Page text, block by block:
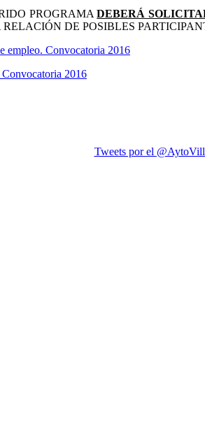
PROGRAMADEBERÁ
DE POSIBLES
empleo. Convocatoria 2016
Convocatoria 2016
Tweets por el